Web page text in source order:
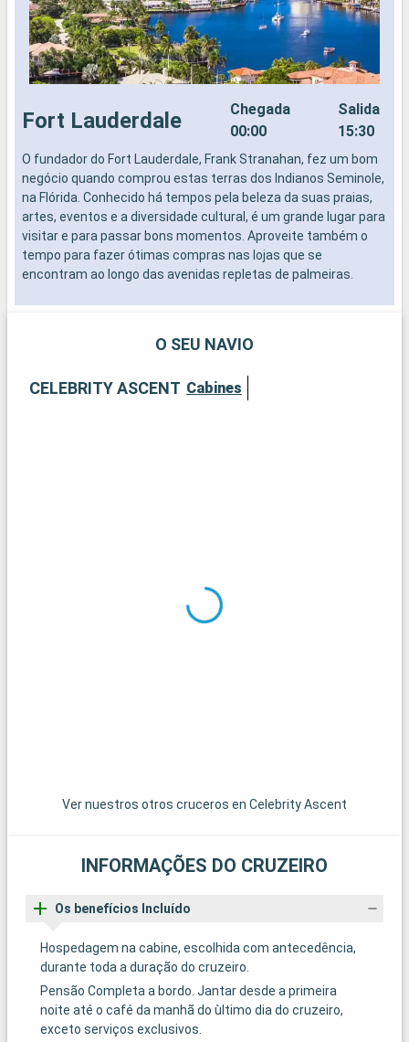
Fort Lauderdale
Chegada
00:00
Salida
15:30
O fundador do Fort Lauderdale, Frank Stranahan, fez um bom
negócio quando comprou estas terras dos Indianos Seminole,
na Flórida. Conhecido há tempos pela beleza da suas praias,
artes, eventos e a diversidade cultural, é um grande lugar para
visitar e para passar bons momentos. Aproveite também o
tempo para fazer ótimas compras nas lojas que se
encontram ao longo das avenidas repletas de palmeiras.
O SEU NAVIO
CELEBRITY ASCENT Cabines
Ver nuestros otros cruceros en Celebrity Ascent
INFORMAÇÕES DO CRUZEIRO
Os benefícios Incluído
Hospedagem na cabine, escolhida com antecedência,
durante toda a duração do cruzeiro.
Pensão Completa a bordo. Jantar desde a primeira
noite até o café da manhã do ùltimo dia do cruzeiro,
exceto serviços exclusivos.